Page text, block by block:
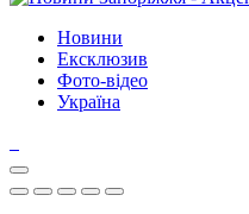
Новини
Ексклюзив
Фото-відео
Україна